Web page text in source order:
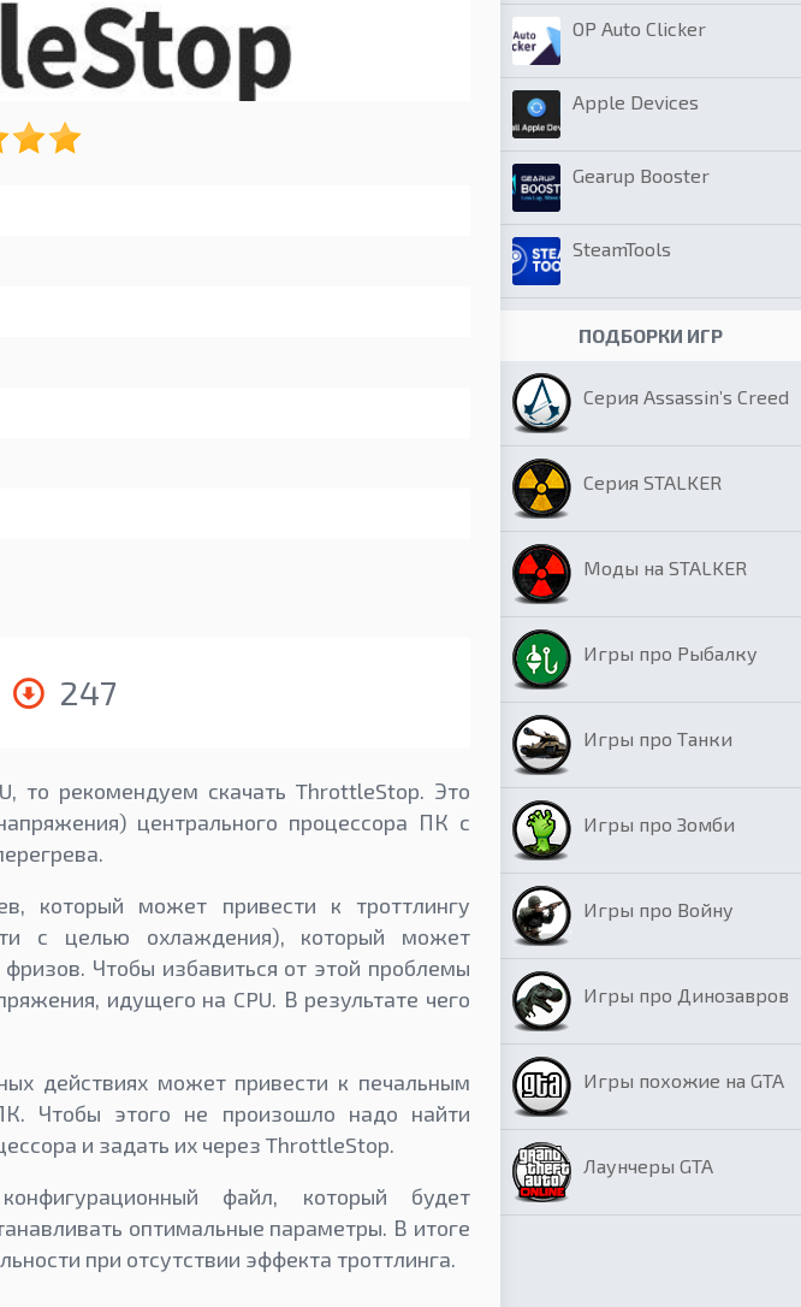
247
то рекомендуем скачать ThrottleStop. Это
центрального процессора ПК с
который может привести к троттлингу
с целью охлаждения), который может
Чтобы избавиться от этой проблемы
идущего на CPU. В результате чего
действиях может привести к печальным
Чтобы этого не произошло надо найти
и задать их через ThrottleStop.
файл, который будет
оптимальные параметры. В итоге
при отсутствии эффекта троттлинга.
OP Auto Clicker
Apple Devices
Gearup Booster
SteamTools
ПОДБОРКИ ИГР
Серия Assassin’s Creed
Серия STALKER
Моды на STALKER
Игры про Рыбалку
Игры про Танки
Игры про Зомби
Игры про Войну
Игры про Динозавров
Игры похожие на GTA
Лаунчеры GTA